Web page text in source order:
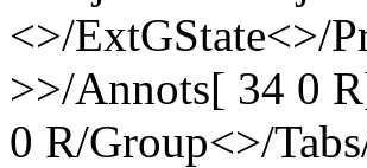
<>/ExtGState<>/
>>/Annots[ 34 0
0 R/Group<>/